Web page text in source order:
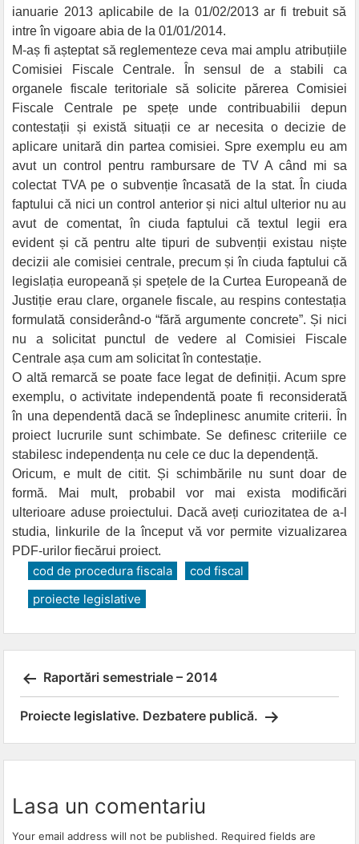
ianuarie 2013 aplicabile de la 01/02/2013 ar fi trebuit să
intre în vigoare abia de la 01/01/2014.
M-aș fi așteptat să reglementeze ceva mai amplu atribuțiile
Comisiei Fiscale Centrale. În sensul de a stabili ca
organele fiscale teritoriale să solicite părerea Comisiei
Fiscale Centrale pe spețe unde contribuabilii depun
contestații și există situații ce ar necesita o decizie de
aplicare unitară din partea comisiei. Spre exemplu eu am
avut un control pentru rambursare de TV A când mi sa
colectat TVA pe o subvenție încasată de la stat. În ciuda
faptului că nici un control anterior și nici altul ulterior nu au
avut de comentat, în ciuda faptului că textul legii era
evident și că pentru alte tipuri de subvenții existau niște
decizii ale comisiei centrale, precum și în ciuda faptului că
legislația europeană și spețele de la Curtea Europeană de
Justiție erau clare, organele fiscale, au respins contestația
formulată considerând-o “fără argumente concrete”. Și nici
nu a solicitat punctul de vedere al Comisiei Fiscale
Centrale așa cum am solicitat în contestație.
O altă remarcă se poate face legat de definiții. Acum spre
exemplu, o activitate independentă poate fi reconsiderată
în una dependentă dacă se îndeplinesc anumite criterii. În
proiect lucrurile sunt schimbate. Se definesc criteriile ce
stabilesc independența nu cele ce duc la dependență.
Oricum, e mult de citit. Și schimbările nu sunt doar de
formă. Mai mult, probabil vor mai exista modificări
ulterioare aduse proiectului. Dacă aveți curiozitatea de a-l
studia, linkurile de la început vă vor permite vizualizarea
PDF-urilor fiecărui proiect.
cod de procedura fiscala
cod fiscal
proiecte legislative
Post
navigation
Raportări semestriale – 2014
Proiecte legislative. Dezbatere publică.
Lasa un comentariu
Your email address will not be published. Required fields are